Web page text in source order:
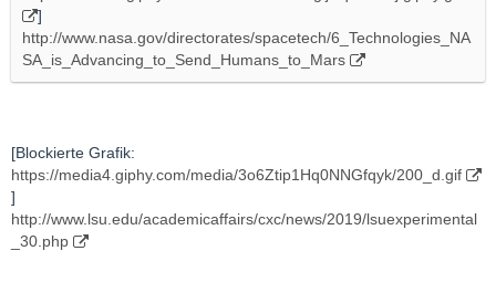
]
http://www.nasa.gov/directorates/spacetech/6_Technologies_NA
SA_is_Advancing_to_Send_Humans_to_Mars
[Blockierte Grafik:
https://media4.giphy.com/media/3o6Ztip1Hq0NNGfqyk/200_d.gif
]
http://www.lsu.edu/academicaffairs/cxc/news/2019/lsuexperimental
_30.php